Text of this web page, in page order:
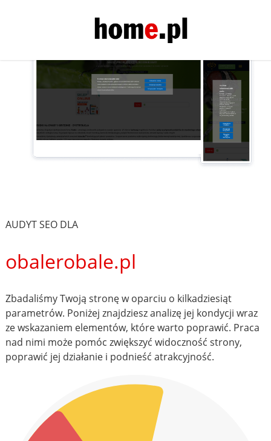
AUDYT SEO DLA
obalerobale.pl
Zbadaliśmy Twoją stronę w oparciu o kilkadziesiąt
parametrów. Poniżej znajdziesz analizę jej kondycji wraz
ze wskazaniem elementów, które warto poprawić. Praca
nad nimi może pomóc zwiększyć widoczność strony,
poprawić jej działanie i podnieść atrakcyjność.